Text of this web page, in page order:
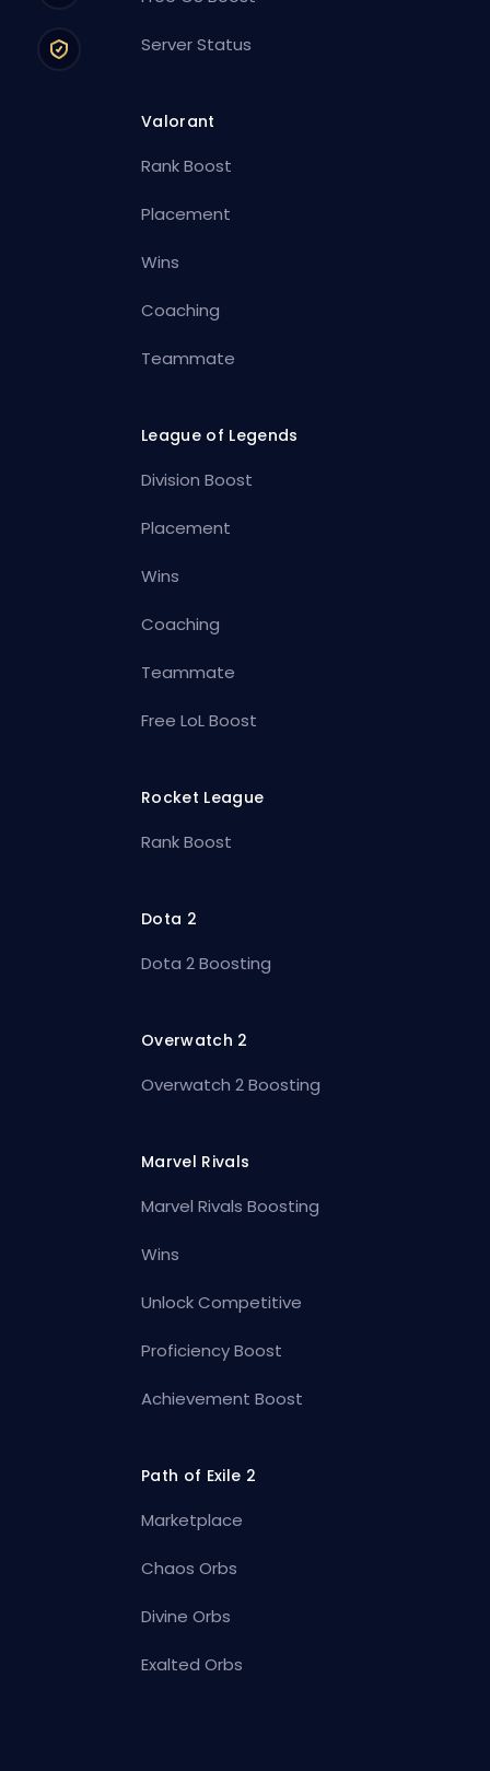
Server Status
Valorant
Rank Boost
Placement
Wins
Coaching
Teammate
League of Legends
Division Boost
Placement
Wins
Coaching
Teammate
Free LoL Boost
Rocket League
Rank Boost
Dota 2
Dota 2 Boosting
Overwatch 2
Overwatch 2 Boosting
Marvel Rivals
Marvel Rivals Boosting
Wins
Unlock Competitive
Proficiency Boost
Achievement Boost
Path of Exile 2
Marketplace
Chaos Orbs
Divine Orbs
Exalted Orbs